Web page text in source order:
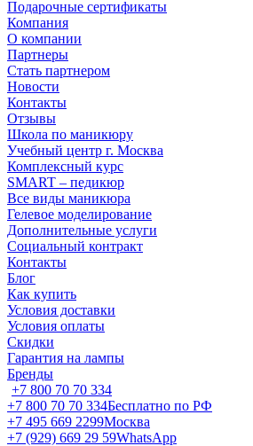
Подарочные сертификаты
Компания
О компании
Партнеры
Стать партнером
Новости
Контакты
Отзывы
Школа по маникюру
Учебный центр г. Москва
Комплексный курс
SMART – педикюр
Все виды маникюра
Гелевое моделирование
Дополнительные услуги
Социальный контракт
Контакты
Блог
Как купить
Условия доставки
Условия оплаты
Скидки
Гарантия на лампы
Бренды
+7 800 70 70 334
+7 800 70 70 334Бесплатно по РФ
+7 495 669 2299Москва
+7 (929) 669 29 59WhatsApp